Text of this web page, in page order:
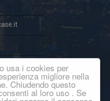
usa i cookies per
migliore nella
Chiudendo questo
al loro uso . Se